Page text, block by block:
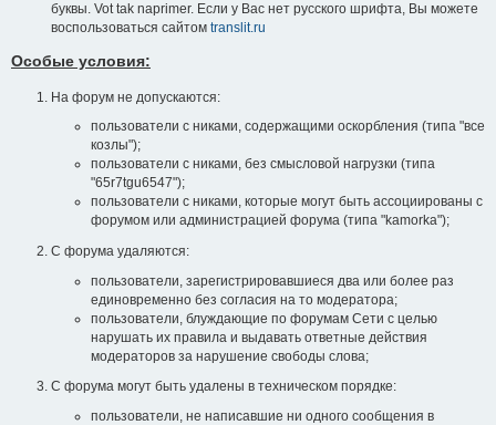
буквы. Vot tak naprimer. Если у Вас нет русского шрифта, Вы можете
воспользоваться сайтом translit.ru
Особые условия:
На форум не допускаются:
пользователи с никами, содержащими оскорбления (типа "все
козлы");
пользователи с никами, без смысловой нагрузки (типа
"65r7tgu6547");
пользователи с никами, которые могут быть ассоциированы с
форумом или администрацией форума (типа "kamorka");
С форума удаляются:
пользователи, зарегистрировавшиеся два или более раз
единовременно без согласия на то модератора;
пользователи, блуждающие по форумам Сети с целью
нарушать их правила и выдавать ответные действия
модераторов за нарушение свободы слова;
С форума могут быть удалены в техническом порядке:
пользователи, не написавшие ни одного сообщения в